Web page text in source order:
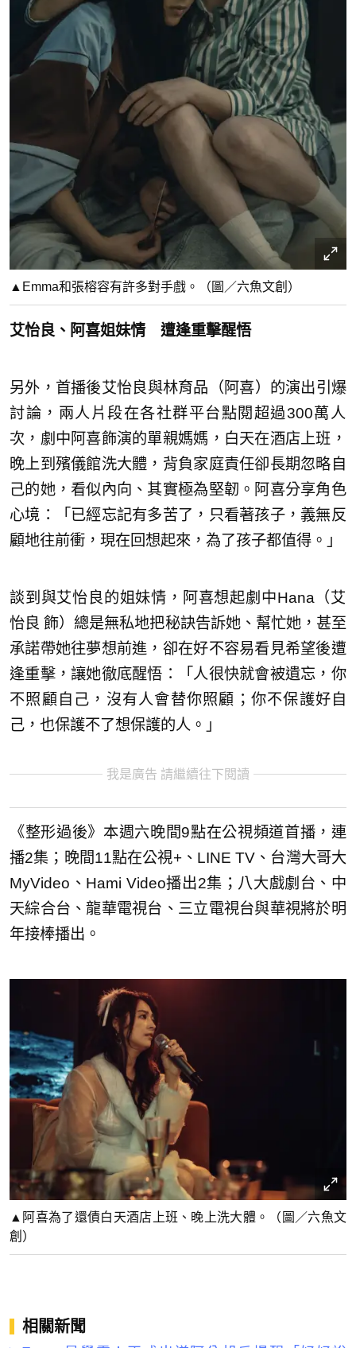
▲Emma和張榕容有許多對手戲。（圖／六魚文創）
艾怡良、阿喜姐妹情 遭逢重擊醒悟
另外，首播後艾怡良與林育品（阿喜）的演出引爆
討論， 兩人片段在各社群平台點閱超過300萬人
次， 劇中阿喜飾演的單親媽媽，白天在酒店上班，
晚上到殯儀館洗大體， 背負家庭責任卻長期忽略自
己的她，看似內向、其實極為堅韌。 阿喜分享角色
心境：「已經忘記有多苦了，只看著孩子， 義無反
顧地往前衝，現在回想起來，為了孩子都值得。」
談到與艾怡良的姐妹情，阿喜想起劇中Hana（艾
怡良 飾）總是無私地把秘訣告訴她、幫忙她，甚至
承諾帶她往夢想前進， 卻在好不容易看見希望後遭
逢重擊，讓她徹底醒悟：「 人很快就會被遺忘，你
不照顧自己，沒有人會替你照顧； 你不保護好自
己，也保護不了想保護的人。」
我是廣告 請繼續往下閱讀
《整形過後》本週六晚間9點在公視頻道首播，連
播2集；晚間11點在公視+、 LINE TV、台灣大哥大
MyVideo、Hami Video播出2集；八大戲劇台、中
天綜合台、龍華電視台、 三立電視台與華視將於明
年接棒播出。
▲阿喜為了還債白天酒店上班、晚上洗大體。（圖／六魚文
創）
相關新聞